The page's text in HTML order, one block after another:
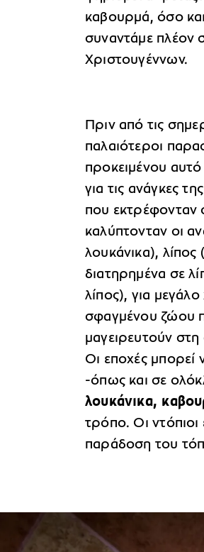
καβουρμά, όσο
συναντάμε πλέον
Χριστουγέννων.
Πριν από τις
παλαιότεροι
προκειμένου
για τις ανάγκες
που εκτρέφονταν
καλύπτονταν οι
λουκάνικα), λίπος
διατηρημένα σε
λίπος), για
σφαγμένου ζώου
μαγειρευτούν στη
Οι εποχές μπορεί
-όπως και σε
λουκάνικα,
τρόπο. Οι ντόπιοι
παράδοση του